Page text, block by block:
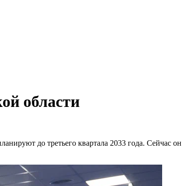
области
до третьего квартала 2033 года. Сейчас он